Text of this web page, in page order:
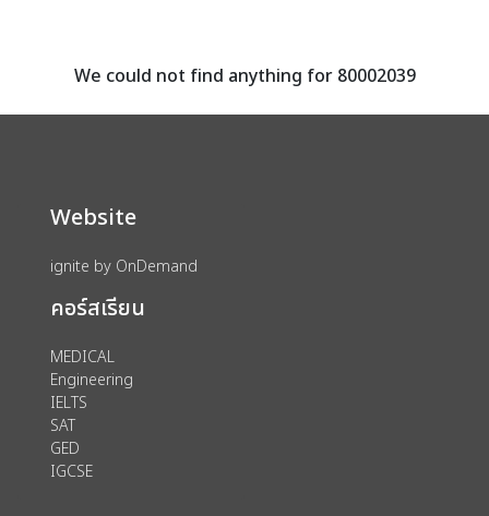
assignment ลงทะเบียน
We could not find anything for 80002039
Website
ignite by OnDemand
คอร์สเรียน
MEDICAL
Engineering
IELTS
SAT
GED
IGCSE